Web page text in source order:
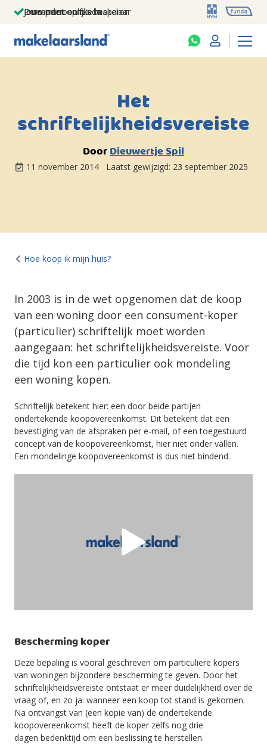
Jouw persoonlijke makelaar
Duizenden euro's besparen
Prominent op funda
Het
schriftelijkheidsvereiste
DoorDieuwertje Spil
11 november 2014 Laatst gewijzigd: 23 september 2025
Hoe koop ik mijn huis?
In 2003 is in de wet opgenomen dat de koop
van een woning door een consument-koper
(particulier) schriftelijk moet worden
aangegaan: het schriftelijkheidsvereiste. Voor
die tijd kon een particulier ook mondeling
een woning kopen.
Schriftelijk betekent hier: een door beide partijen
ondertekende koopovereenkomst. Dit betekent dat een
bevestiging van de afspraken per e-mail, of een toegestuurd
concept van de koopovereenkomst, hier niet onder vallen.
Een mondelinge koopovereenkomst is dus niet bindend.
Bescherming koper
Deze bepaling is vooral geschreven om particuliere kopers
van woningen bijzondere bescherming te geven. Door het
schriftelijkheidsvereiste ontstaat er meer duidelijkheid over de
vraag of, en zo ja: wanneer een koop tot stand is gekomen.
Na ontvangst van (een kopie van) de ondertekende
koopovereenkomst heeft de koper zelfs nog drie
dagen bedenktijd om een beslissing te herstellen.